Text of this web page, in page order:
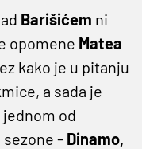
Barišićem ni
opomene Matea
kako je u pitanju
a sada je
od
- Dinamo,